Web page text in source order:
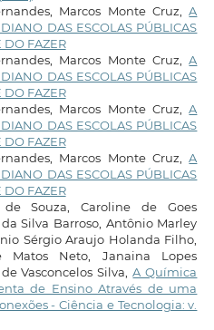
Marcos Monte Cruz,A
DAS ESCOLAS PÚBLICAS
DO FAZER
Marcos Monte Cruz,A
DAS ESCOLAS PÚBLICAS
DO FAZER
Marcos Monte Cruz,A
DAS ESCOLAS PÚBLICAS
DO FAZER
Marcos Monte Cruz,A
DAS ESCOLAS PÚBLICAS
DO FAZER
Souza, Caroline de Goes
Silva Barroso, Antônio Marley
Sérgio Araujo Holanda Filho,
Matos Neto, Janaina Lopes
Vasconcelos Silva,A Química
de Ensino Através de uma
- Ciência e Tecnologia: v.